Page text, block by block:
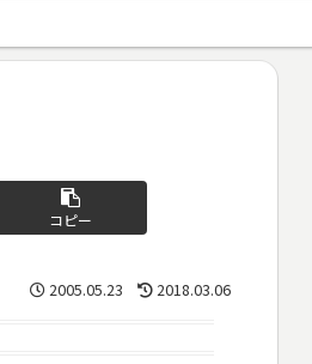
コピー
2005.05.23 2018.03.06